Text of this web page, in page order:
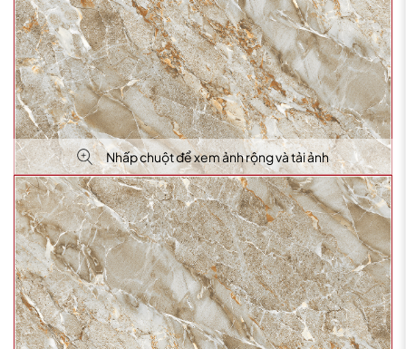
Nhấp chuột để xem ảnh rộng và tải ảnh